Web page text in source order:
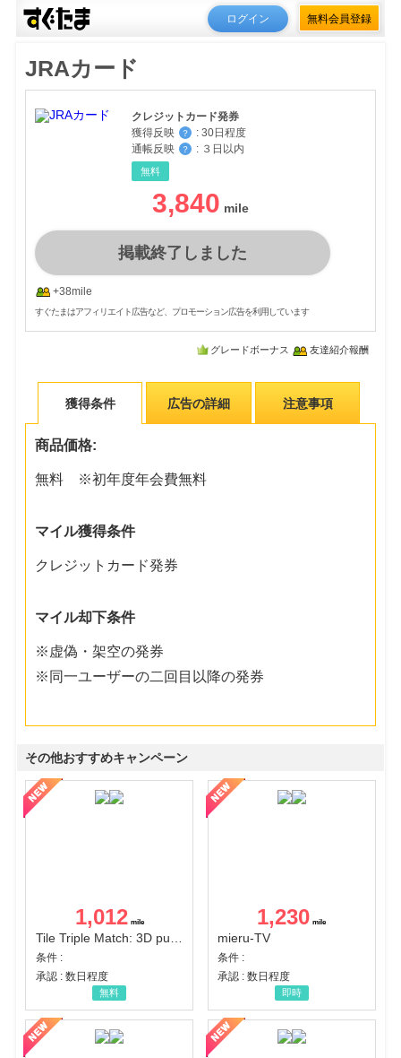
ログイン 無料会員登録
JRAカード
クレジットカード発券
獲得反映
？ : 30日程度
通帳反映
？ : ３日以内
無料
3,840
掲載終了しました
+38mile
すぐたまはアフィリエイト広告など、プロモーション広告を利用しています
グレードボーナス 友達紹介報酬
獲得条件 広告の詳細 注意事項
商品価格:
無料 ※初年度年会費無料
マイル獲得条件
クレジットカード発券
マイル却下条件
※虚偽・架空の発券
※同一ユーザーの二回目以降の発券
その他おすすめキャンペーン
1,012
Tile Triple Match: 3D puzzle
条件 :
承認 : 数日程度
無料
1,230
mieru-TV
条件 :
承認 : 数日程度
即時